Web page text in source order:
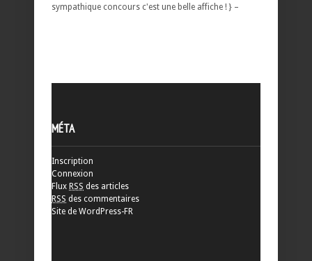
sympathique concours c'est une belle affiche ! } –
MÉTA
Inscription
Connexion
Flux RSS des articles
RSS des commentaires
Site de WordPress-FR